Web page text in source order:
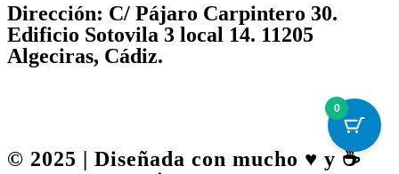
Dirección: C/ Pájaro Carpintero 30.
Edificio Sotovila 3 local 14. 11205
Algeciras, Cádiz.
© 2025 | Diseñada con mucho ♥️ y ☕
0